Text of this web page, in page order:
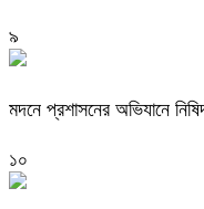
৯
মদনে প্রশাসনের অভিযানে
১০